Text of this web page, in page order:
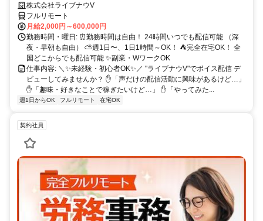
～OK♪
株式会社ライブナウV
フルリモート
月給2,000円～600,000円
勤務時間・曜日: ⏰勤務時間は自由！ 24時間いつでも配信可能 （深
夜・早朝も自由） ⛅週1日〜、1日1時間～OK！ ⛺完全在宅OK！ 全
国どこからでも配信可能 ✨副業・WワークOK
仕事内容: ＼✨未経験・初心者OK✨／ "ライブナウV"でボイス配信 デ
ビューしてみませんか？ ✋「声だけの配信活動に興味があるけど…」
✋「趣味・好きなことで稼ぎたいけど…」 ✋「やってみた...
週1日からOK フルリモート 在宅OK
契約社員